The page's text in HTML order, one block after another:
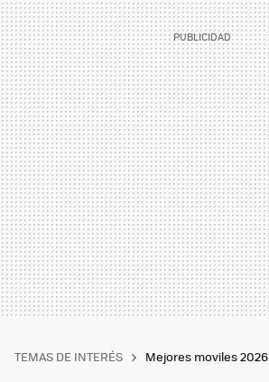
TEMAS DE INTERÉS Mejores moviles 2026